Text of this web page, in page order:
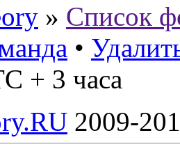
» Список
•
+ 3 часа
2009-